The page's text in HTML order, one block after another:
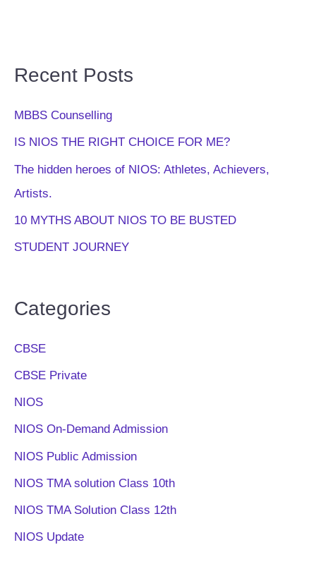
Recent Posts
MBBS Counselling
IS NIOS THE RIGHT CHOICE FOR ME?
The hidden heroes of NIOS: Athletes, Achievers,
Artists.
10 MYTHS ABOUT NIOS TO BE BUSTED
STUDENT JOURNEY
Categories
CBSE
CBSE Private
NIOS
NIOS On-Demand Admission
NIOS Public Admission
NIOS TMA solution Class 10th
NIOS TMA Solution Class 12th
NIOS Update